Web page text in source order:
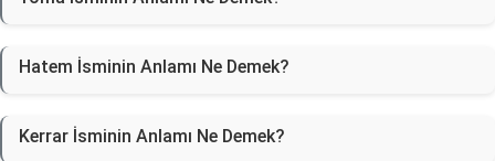
Hatem İsminin Anlamı Ne Demek?
Kerrar İsminin Anlamı Ne Demek?